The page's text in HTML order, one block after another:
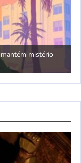
mistério